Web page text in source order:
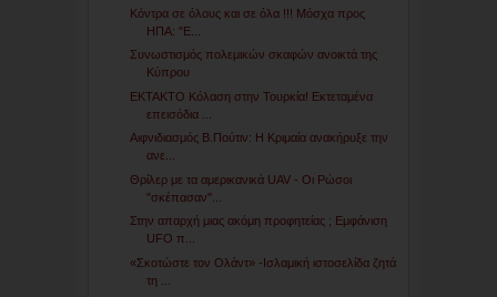
Κόντρα σε όλους και σε όλα !!! Μόσχα προς
ΗΠΑ: "Ε...
Συνωστισμός πολεμικών σκαφών ανοικτά της
Κύπρου
EKTAKTO Κόλαση στην Τουρκία! Εκτεταμένα
επεισόδια ...
Αιφνιδιασμός Β.Πούτιν: H Κριμαία ανακήρυξε την
ανε...
Θρίλερ με τα αμερικανικά UAV - Οι Ρώσοι
"σκέπασαν"...
Στην απαρχή μιας ακόμη προφητείας ; Εμφάνιση
UFO π...
«Σκοτώστε τον Ολάντ» -Ισλαμική ιστοσελίδα ζητά
τη ...